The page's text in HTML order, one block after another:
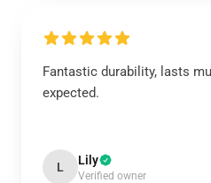
Fantastic durability, lasts
expected.
L Lily
Verified owner